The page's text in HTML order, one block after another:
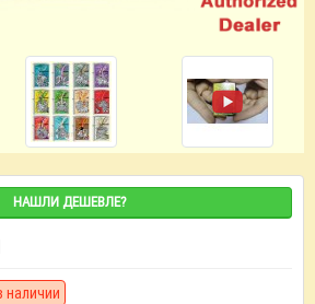
НАШЛИ ДЕШЕВЛЕ?
наличии